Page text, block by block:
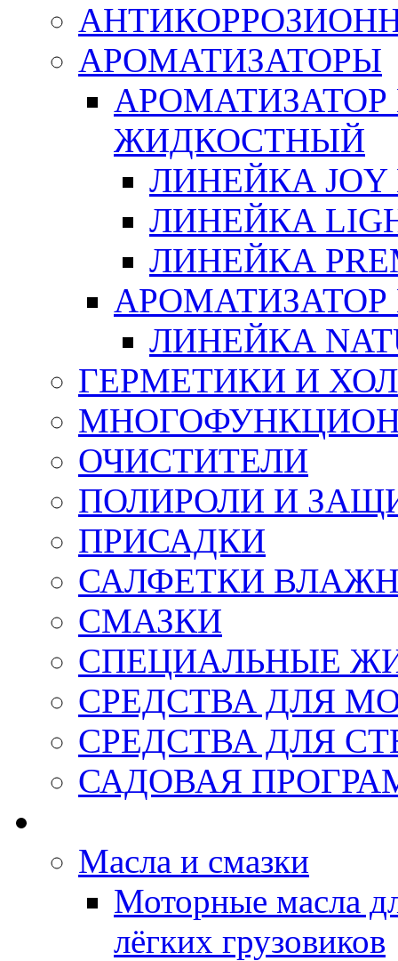
АРОМАТИЗАТОРЫ
ЖИДКОСТНЫЙ
ЛИНЕЙКА JOY
ЛИНЕЙКА
ЛИНЕЙКА
ЛИНЕЙКА
ГЕРМЕТИКИ И
ОЧИСТИТЕЛИ
ПОЛИРОЛИ И
ПРИСАДКИ
САЛФЕТКИ
СМАЗКИ
СПЕЦИАЛЬНЫЕ
СРЕДСТВА ДЛЯ
СРЕДСТВА ДЛЯ
САДОВАЯ
Масла и смазки
Моторные масла
лёгких грузовиков